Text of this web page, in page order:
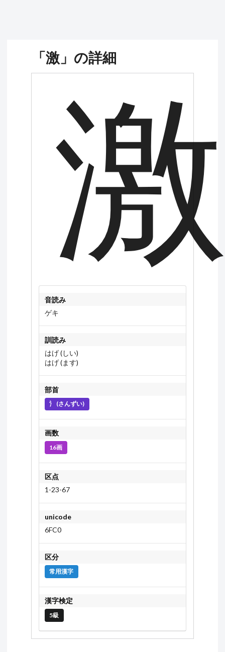
「激」の詳細
音読み
ゲキ
訓読み
はげ (しい)
はげ (ます)
部首
氵 (さんずい)
画数
16画
区点
1-23-67
unicode
6FC0
区分
常用漢字
漢字検定
5級